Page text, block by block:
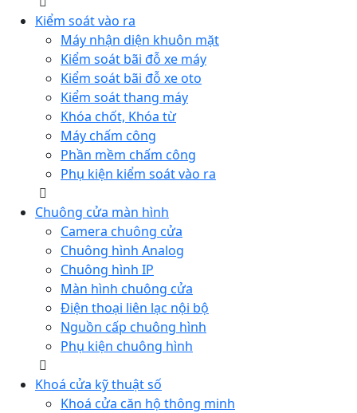
Kiểm soát vào ra
Máy nhận diện khuôn mặt
Kiểm soát bãi đỗ xe máy
Kiểm soát bãi đỗ xe oto
Kiểm soát thang máy
Khóa chốt, Khóa từ
Máy chấm công
Phần mềm chấm công
Phụ kiện kiểm soát vào ra
Chuông cửa màn hình
Camera chuông cửa
Chuông hình Analog
Chuông hình IP
Màn hình chuông cửa
Điện thoại liên lạc nội bộ
Nguồn cấp chuông hình
Phụ kiện chuông hình
Khoá cửa kỹ thuật số
Khoá cửa căn hộ thông minh